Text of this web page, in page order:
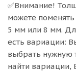
✅Внимание!
можете поменять
5 мм или 8 мм.
есть вариации:
выбрать нужную
найти вариации,